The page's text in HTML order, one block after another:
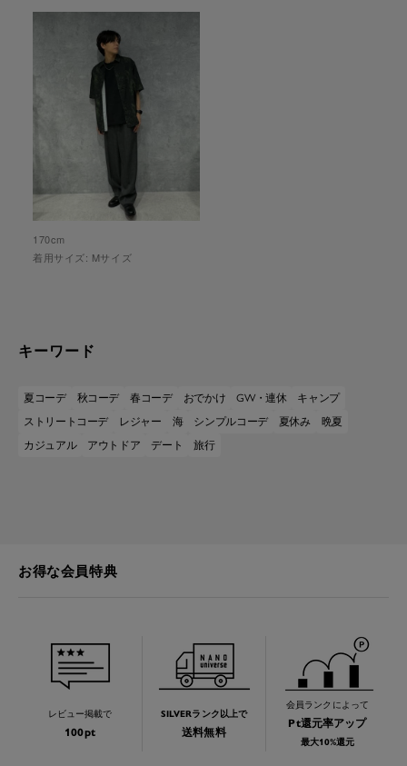
170cm
着用サイズ: Mサイズ
キーワード
夏コーデ 秋コーデ 春コーデ おでかけ GW・連休
キャンプ
ストリートコーデ
レジャー 海 シンプルコーデ 夏休み
晩夏
カジュアル
アウトドア デート 旅行
お得な会員特典
レビュー掲載で
100pt
SILVERランク以上で
送料無料
会員ランクによって
Pt還元率アップ
最大10%還元